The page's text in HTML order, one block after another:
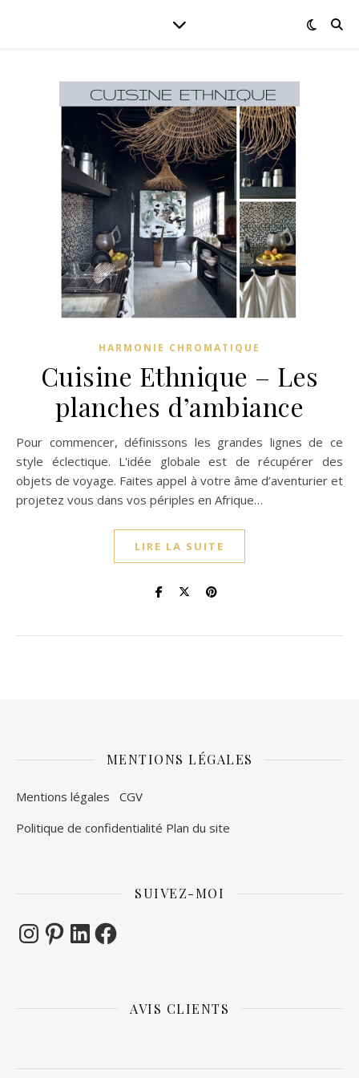
HARMONIE CHROMATIQUE
Cuisine Ethnique – Les
planches d’ambiance
Pour commencer, définissons les grandes lignes de ce
style éclectique. L'idée globale est de récupérer des
objets de voyage. Faites appel à votre âme d’aventurier et
projetez vous dans vos périples en Afrique…
LIRE LA SUITE
MENTIONS LÉGALES
Mentions légales CGV
Politique de confidentialité Plan du site
SUIVEZ-MOI
Instagram
PinterestLinkedInFacebook
AVIS CLIENTS